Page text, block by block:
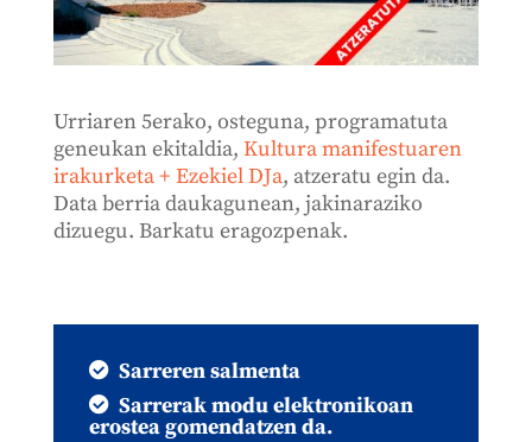
Urriaren 5erako, osteguna, programatuta
geneukan ekitaldia, Kultura manifestuaren
irakurketa + Ezekiel DJa, atzeratu egin da.
Data berria daukagunean, jakinaraziko
dizuegu. Barkatu eragozpenak.
Sarreren salmenta
Sarrerak modu elektronikoan
erostea gomendatzen da.